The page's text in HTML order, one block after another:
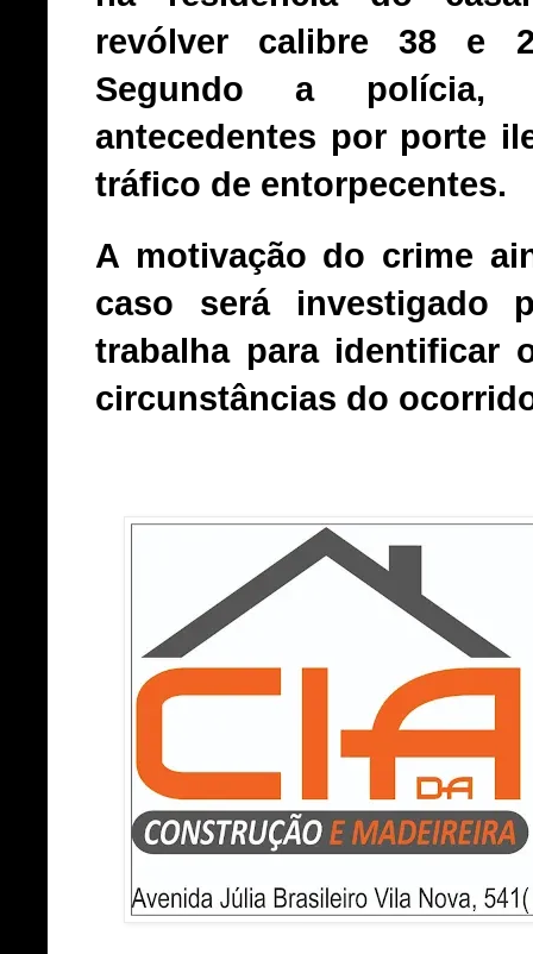
revólver calibre 38 e
Segundo a polícia,
antecedentes por porte
tráfico de entorpecentes.
A motivação do crime
caso será investigado
trabalha para identificar
circunstâncias do